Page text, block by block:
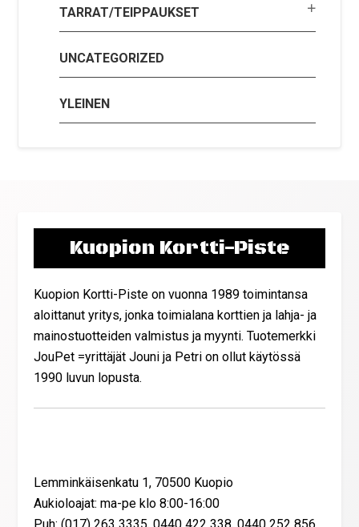
TARRAT/TEIPPAUKSET
UNCATEGORIZED
YLEINEN
Kuopion Kortti-Piste
Kuopion Kortti-Piste on vuonna 1989 toimintansa
aloittanut yritys, jonka toimialana korttien ja lahja- ja
mainostuotteiden valmistus ja myynti. Tuotemerkki
JouPet =yrittäjät Jouni ja Petri on ollut käytössä
1990 luvun lopusta.
Lemminkäisenkatu 1, 70500 Kuopio
Aukioloajat: ma-pe klo 8:00-16:00